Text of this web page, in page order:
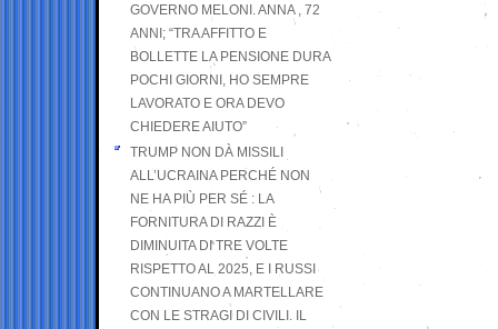
GOVERNO MELONI. ANNA , 72
ANNI; “TRA AFFITTO E
BOLLETTE LA PENSIONE DURA
POCHI GIORNI, HO SEMPRE
LAVORATO E ORA DEVO
CHIEDERE AIUTO”
TRUMP NON DÀ MISSILI
ALL’UCRAINA PERCHÉ NON
NE HA PIÙ PER SÉ : LA
FORNITURA DI RAZZI È
DIMINUITA DI TRE VOLTE
RISPETTO AL 2025, E I RUSSI
CONTINUANO A MARTELLARE
CON LE STRAGI DI CIVILI. IL